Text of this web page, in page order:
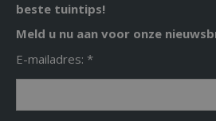
beste tuintips!
Meld u nu aan voor onze
E-mailadres: *